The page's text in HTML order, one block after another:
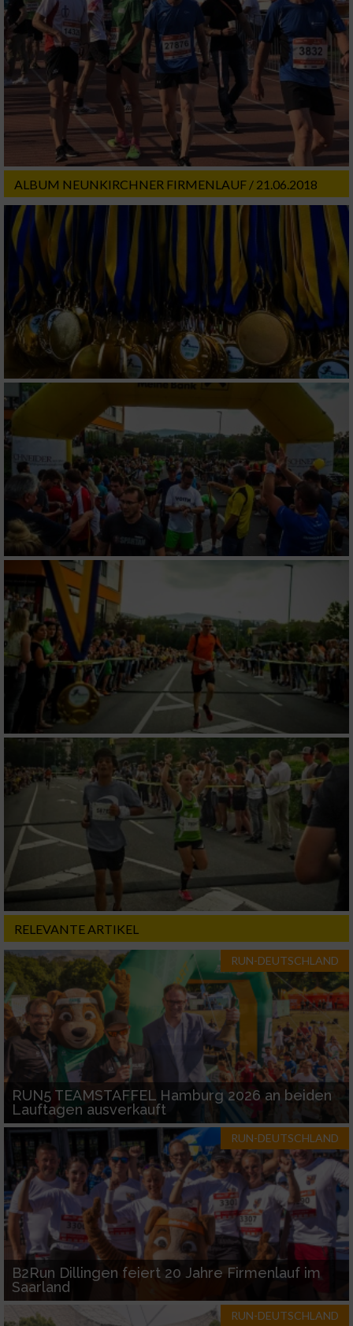
ALBUM NEUNKIRCHNER FIRMENLAUF / 21.06.2018
RELEVANTE ARTIKEL
RUN-DEUTSCHLAND
RUN5 TEAMSTAFFEL Hamburg 2026 an beiden
Lauftagen ausverkauft
RUN-DEUTSCHLAND
B2Run Dillingen feiert 20 Jahre Firmenlauf im
Saarland
RUN-DEUTSCHLAND